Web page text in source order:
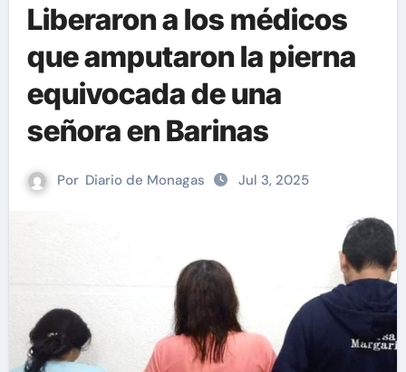
Liberaron a los médicos
que amputaron la pierna
equivocada de una
señora en Barinas
Por Diario de Monagas Jul 3, 2025